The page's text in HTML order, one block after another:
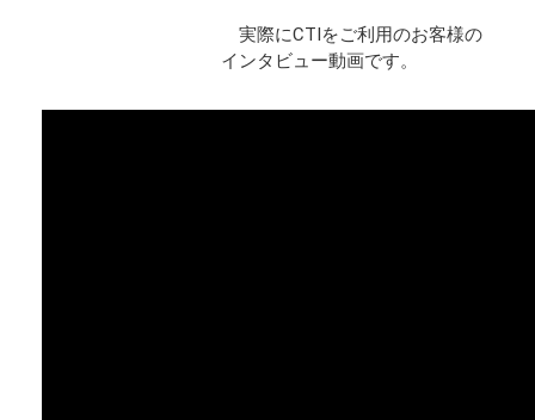
実際にCTIをご利用のお客様の
インタビュー動画です。